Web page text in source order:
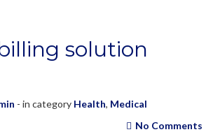
solution
- in category Health, Medical
No Comments